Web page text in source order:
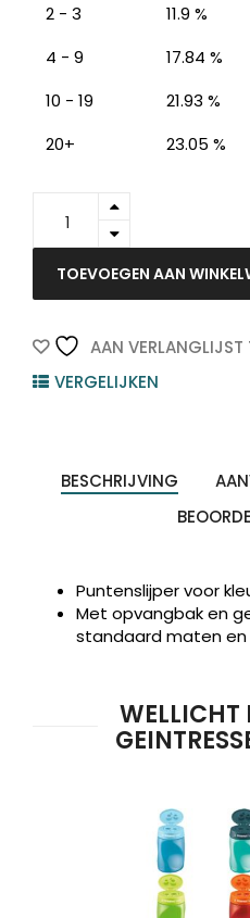
2 - 3
11.9 %
4 - 9
17.84 %
10 - 19
21.93 %
20+
23.05 %
183800
-
Puntenslijper
Gaats
Grip
TOEVOEGEN AAN
AAN VERLANGLIJST
VERGELIJKEN
BESCHRIJVING
Puntenslijper voor
Met opvangbak en
standaard maten
WELLICHT
Producten
zoeken